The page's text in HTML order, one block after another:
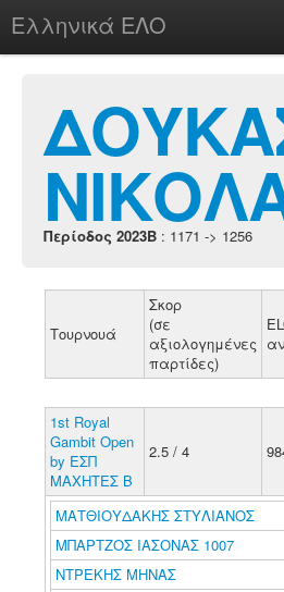
Ελληνικά ΕΛΟ
chesstu.be @ discord
Login
Περίοδος 2023B : 1171 -> 1256
Τουρνουά
Σκορ
(σε
αξιολογημένες
παρτίδες)
1st Royal
Gambit Open
by ΕΣΠ
ΜΑΧΗΤΕΣ Β
2.5 / 4
ΜΑΤΘΙΟΥΔΑΚΗΣ ΣΤΥΛΙΑΝΟΣ
ΜΠΑΡΤΖΟΣ ΙΑΣΟΝΑΣ 1007
ΝΤΡΕΚΗΣ ΜΗΝΑΣ